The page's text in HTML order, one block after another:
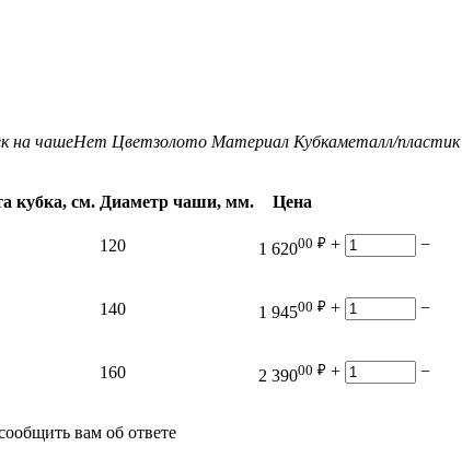
на чашеНет Цветзолото Материал Кубкаметалл/пластик
кубка, см. Диаметр чаши, мм. Цена
120 1 62000 ₽ + −
140 1 94500 ₽ + −
160 2 39000 ₽ + −
вам об ответе